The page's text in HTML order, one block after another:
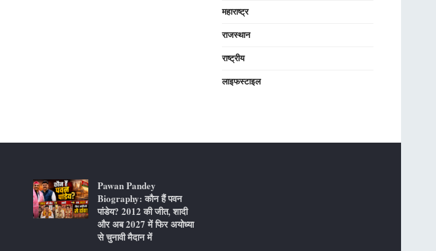
महाराष्ट्र
राजस्थान
राष्ट्रीय
लाइफस्टाइल
Pawan Pandey
Biography: कौन हैं पवन
पांडेय? 2012 की जीत, शादी
और अब 2027 में फिर अयोध्या
से चुनावी मैदान में